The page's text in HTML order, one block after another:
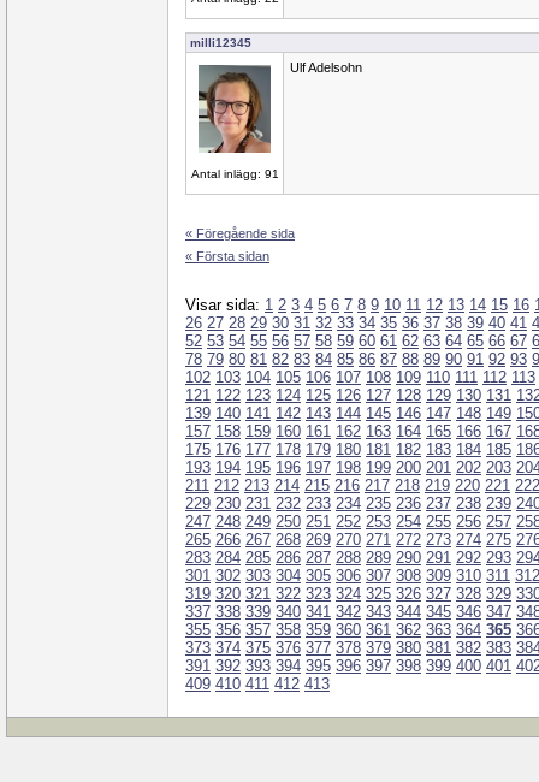
milli12345
Antal inlägg: 91
Ulf Adelsohn
« Föregående sida
« Första sidan
Visar sida: 1 2 3 4 5 6 7 8 9 10 11 12 13 14 15 16
26 27 28 29 30 31 32 33 34 35 36 37 38 39 40 41
52 53 54 55 56 57 58 59 60 61 62 63 64 65 66 67
78 79 80 81 82 83 84 85 86 87 88 89 90 91 92 93
102 103 104 105 106 107 108 109 110 111 112 113
121 122 123 124 125 126 127 128 129 130 131
139 140 141 142 143 144 145 146 147 148 149
157 158 159 160 161 162 163 164 165 166 167
175 176 177 178 179 180 181 182 183 184 185
193 194 195 196 197 198 199 200 201 202 203
211 212 213 214 215 216 217 218 219 220 221 222
229 230 231 232 233 234 235 236 237 238 239
247 248 249 250 251 252 253 254 255 256 257
265 266 267 268 269 270 271 272 273 274 275
283 284 285 286 287 288 289 290 291 292 293
301 302 303 304 305 306 307 308 309 310 311 312
319 320 321 322 323 324 325 326 327 328 329
337 338 339 340 341 342 343 344 345 346 347
355 356 357 358 359 360 361 362 363 364 365
373 374 375 376 377 378 379 380 381 382 383
391 392 393 394 395 396 397 398 399 400 401
409 410 411 412 413